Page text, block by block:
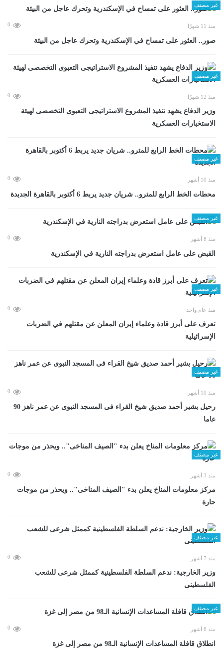
غير مصنف
منذ 11 شهرًا 0
صور.. العثور على تمساح في الإسكندرية وتحرك عاجل من البيئة
غير مصنف
منذ 12 شهرًا 0
وزير الدفاع يشهد تنفيذ المشروع الاستراتيجى التعبوى التخصصى لهيئة
الاستخبارات العسكرية
غير مصنف
منذ 10 أشهر 0
محطات الخط الرابع للمترو.. شريان جديد يربط 6 أكتوبر بالقاهرة الجديدة
غير مصنف
منذ 8 أشهر 0
القبض على عامل استعرض بدراجته النارية في الإسكندرية
غير مصنف
منذ عام واحد 0
تعرف على أبرز قادة وعلماء إيران المعلن عن مقتلهم في الضربات
الإسرائيلية
غير مصنف
منذ 10 أشهر 0
رحيل بشير أحمد صديق شيخ القراء فى المسجد النبوى عن عمر ناهز 90
عاما
غير مصنف
منذ 3 أشهر 0
مركز معلومات المناخ يعلن بدء "الصيف المناخى".. ويحذر من موجات
حارة
غير مصنف
منذ 7 أشهر 0
وزير الخارجية: ندعم السلطة الفلسطينية كممثل شرعى للشعب
الفلسطينى
غير مصنف
منذ 8 أشهر 0
انطلاق قافلة المساعدات الإنسانية الـ98 من مصر إلى غزة